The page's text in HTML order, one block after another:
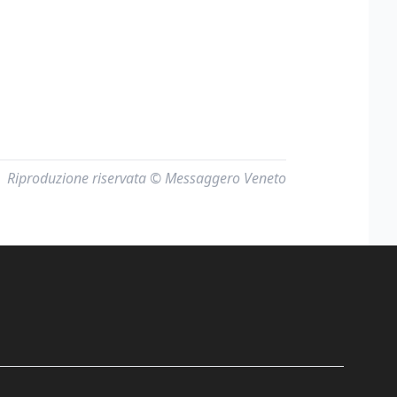
Riproduzione riservata © Messaggero Veneto